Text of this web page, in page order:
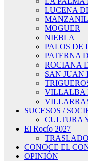
LUCENA
MOGUER
NIEBLA
PALOS DE
PATERNA
ROCIANA
SAN JUAN
VILLALBA
SUCESOS /
CULTURA
El Rocío 2027
CONOCE EL
OPINIÓN